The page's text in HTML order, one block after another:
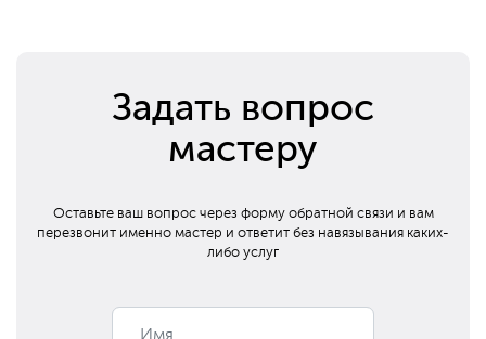
Задать вопрос
мастеру
Оставьте ваш вопрос через форму обратной связи и вам
перезвонит именно мастер и ответит без навязывания каких-
либо услуг